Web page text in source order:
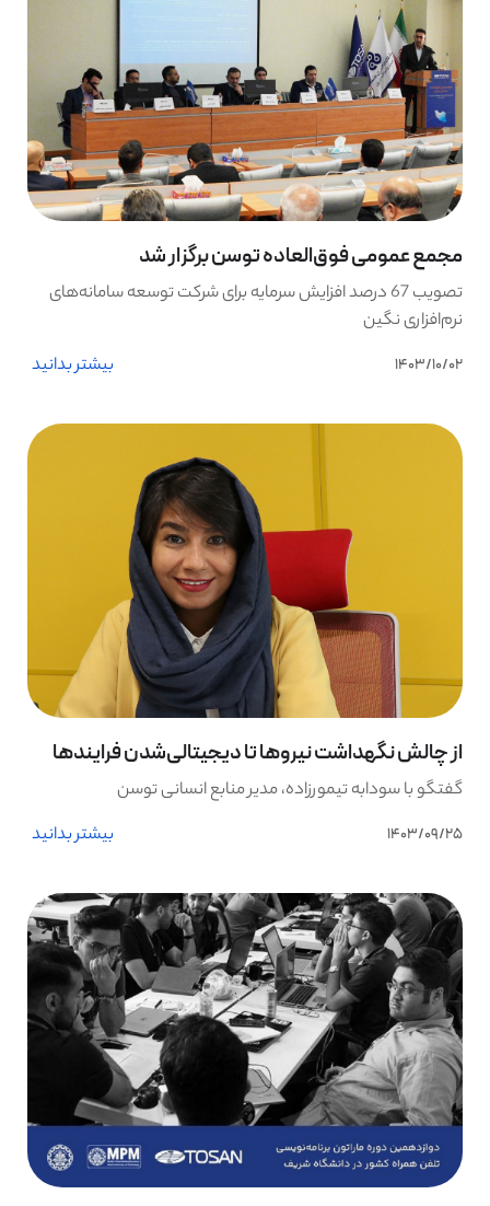
مجمع عمومی فوق‌العاده توسن برگزار شد
تصویب 67 درصد افزایش سرمایه برای شرکت توسعه سامانه‌های
نرم‌افزاری نگین
1403/10/02 بیشتر بدانید
از چالش نگهداشت نیروها تا دیجیتالی‌شدن فرایندها
گفتگو با سودابه تیمورزاده، مدیر منابع انسانی توسن
1403/09/25 بیشتر بدانید